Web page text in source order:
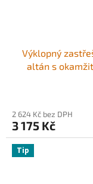
Výklopný
altán s
přístřešek pro
2 624 Kč bez DPH
3 175 Kč
Tip